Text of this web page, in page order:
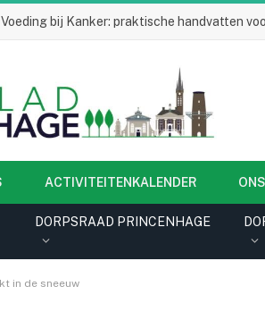
bij Kanker: praktische handvatten
ACTIVITEITENKALENDER
DORPSRAAD PRINCENHAGE
in de sneeuw